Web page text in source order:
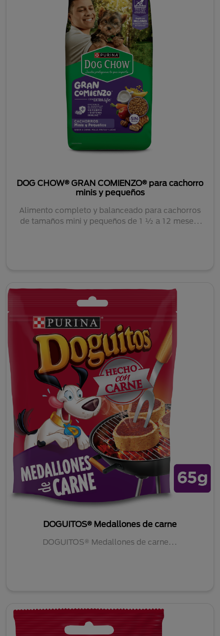
DOG CHOW® GRAN COMIENZO® para cachorro
minis y pequeños
Alimento completo y balanceado para cachorros
de tamaños mini y pequeños de 1 ½ a 12 meses,
DOGUITOS® Medallones de carne
DOGUITOS® Medallones de carne...